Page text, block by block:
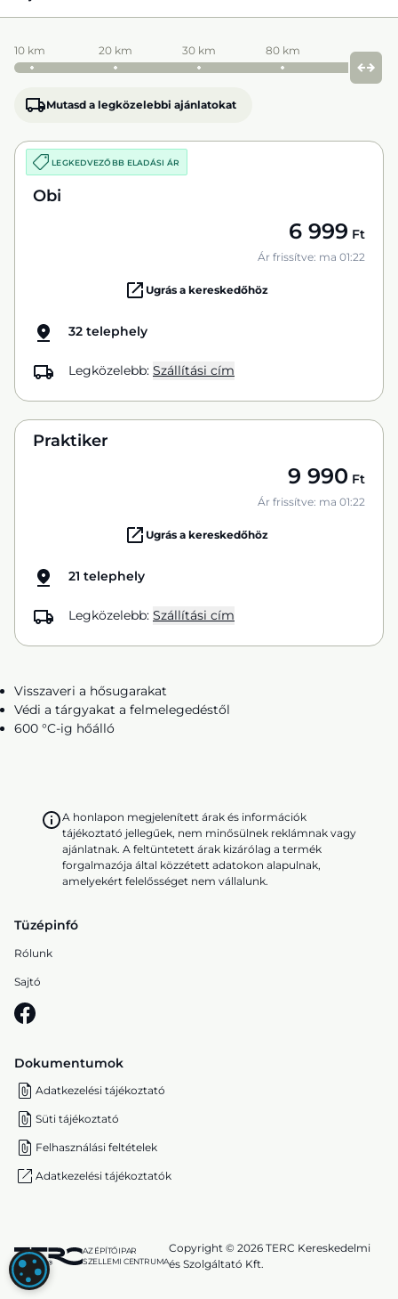
10 km 20 km 30 km 80 km
Mutasd a legközelebbi ajánlatokat
LEGKEDVEZŐBB ELADÁSI ÁR
Obi
6 999 Ft
Ár frissítve: ma 01:22
Ugrás a kereskedőhöz
32 telephely
Legközelebb: Szállítási cím
Praktiker
9 990 Ft
Ár frissítve: ma 01:22
Ugrás a kereskedőhöz
21 telephely
Legközelebb: Szállítási cím
Visszaveri a hősugarakat
Védi a tárgyakat a felmelegedéstől
600 °C-ig hőálló
A honlapon megjelenített árak és információk
tájékoztató jellegűek, nem minősülnek reklámnak vagy
ajánlatnak. A feltüntetett árak kizárólag a termék
forgalmazója által közzétett adatokon alapulnak,
amelyekért felelősséget nem vállalunk.
Tüzépinfó
Rólunk
Sajtó
Dokumentumok
Adatkezelési tájékoztató
Süti tájékoztató
Felhasználási feltételek
Adatkezelési tájékoztatók
AZ ÉPÍTŐIPAR
SZELLEMI CENTRUMA
Copyright © 2026 TERC Kereskedelmi
és Szolgáltató Kft.
SÜTI (COOKIE) BEÁLLÍTÁSOK